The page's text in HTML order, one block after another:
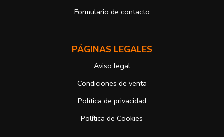
derechos, en este caso, ante la Agencia Española de protección de
electrónico o de correo postal, ambos con la fotocopia del DNI del
Responsable del tratamiento: Antonio José Alcolea Navarro
Dirección postal: Avenida Giorgeta 22, Bajo
Si desea ampliar información sobre la política de privacidad de
nuestra empresa, puede hacerlo en el siguiente enlace:
Formulario de contacto
PÁGINAS LEGALES
Aviso legal
Condiciones de venta
Política de privacidad
Política de Cookies